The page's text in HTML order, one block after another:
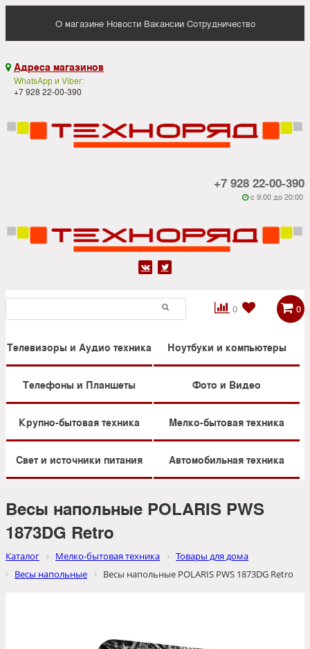
О магазине Новости Вакансии Сотрудничество
 Адреса магазинов
WhatsApp и Viber:
+7 928 22-00-390
+7 928 22-00-390
 c 9:00 до 20:00
 
0

 0
Телевизоры и Аудио техника Ноутбуки и компьютеры
Телефоны и Планшеты Фото и Видео
Крупно-бытовая техника Мелко-бытовая техника
Свет и источники питания Автомобильная техника
Весы напольные POLARIS PWS
1873DG Retro
Каталог Мелко-бытовая техника
Товары для дома
Весы напольные
Весы напольные POLARIS PWS 1873DG Retro